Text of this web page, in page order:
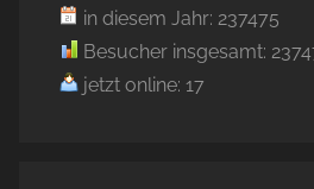
in diesem Jahr: 237475
Besucher insgesamt:
jetzt online: 17